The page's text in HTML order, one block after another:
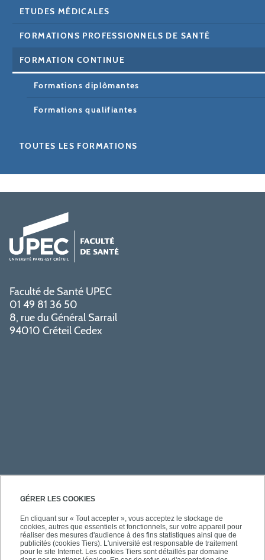
GÉRER LES COOKIES
En cliquant sur « Tout accepter », vous acceptez le stockage de
cookies, autres que essentiels et fonctionnels, sur votre appareil pour
réaliser des mesures d'audience à des fins statistiques ainsi que de
publicités (cookies Tiers). L'université est responsable de traitement
pour le site Internet. Les cookies Tiers sont détaillés par domaine
ETUDES MÉDICALES
FORMATIONS PROFESSIONNELS DE SANTÉ
FORMATION CONTINUE
Formations diplômantes
Formations qualifiantes
TOUTES LES FORMATIONS
Faculté de Santé UPEC
01 49 81 36 50
8, rue du Général Sarrail
94010 Créteil Cedex
PRATIQUE
ACCÈS RAPIDES